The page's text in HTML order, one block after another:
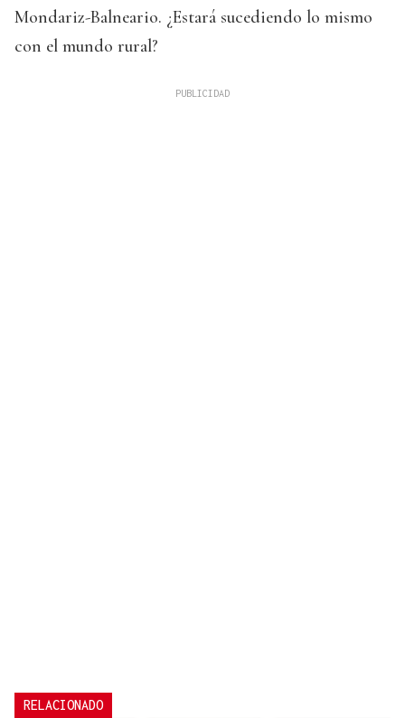
Mondariz-Balneario. ¿Estará sucediendo lo mismo
con el mundo rural?
RELACIONADO